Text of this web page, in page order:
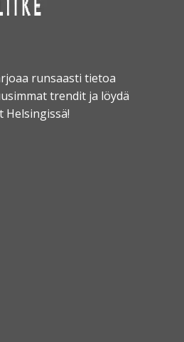
runsaasti tietoa
trendit ja löydä
Helsingissä!